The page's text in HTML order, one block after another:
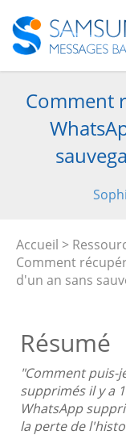
Comment
Accueil >
Comment
d'un an sans
Résumé
"Comment puis-
supprimés il y a
WhatsApp
la perte de